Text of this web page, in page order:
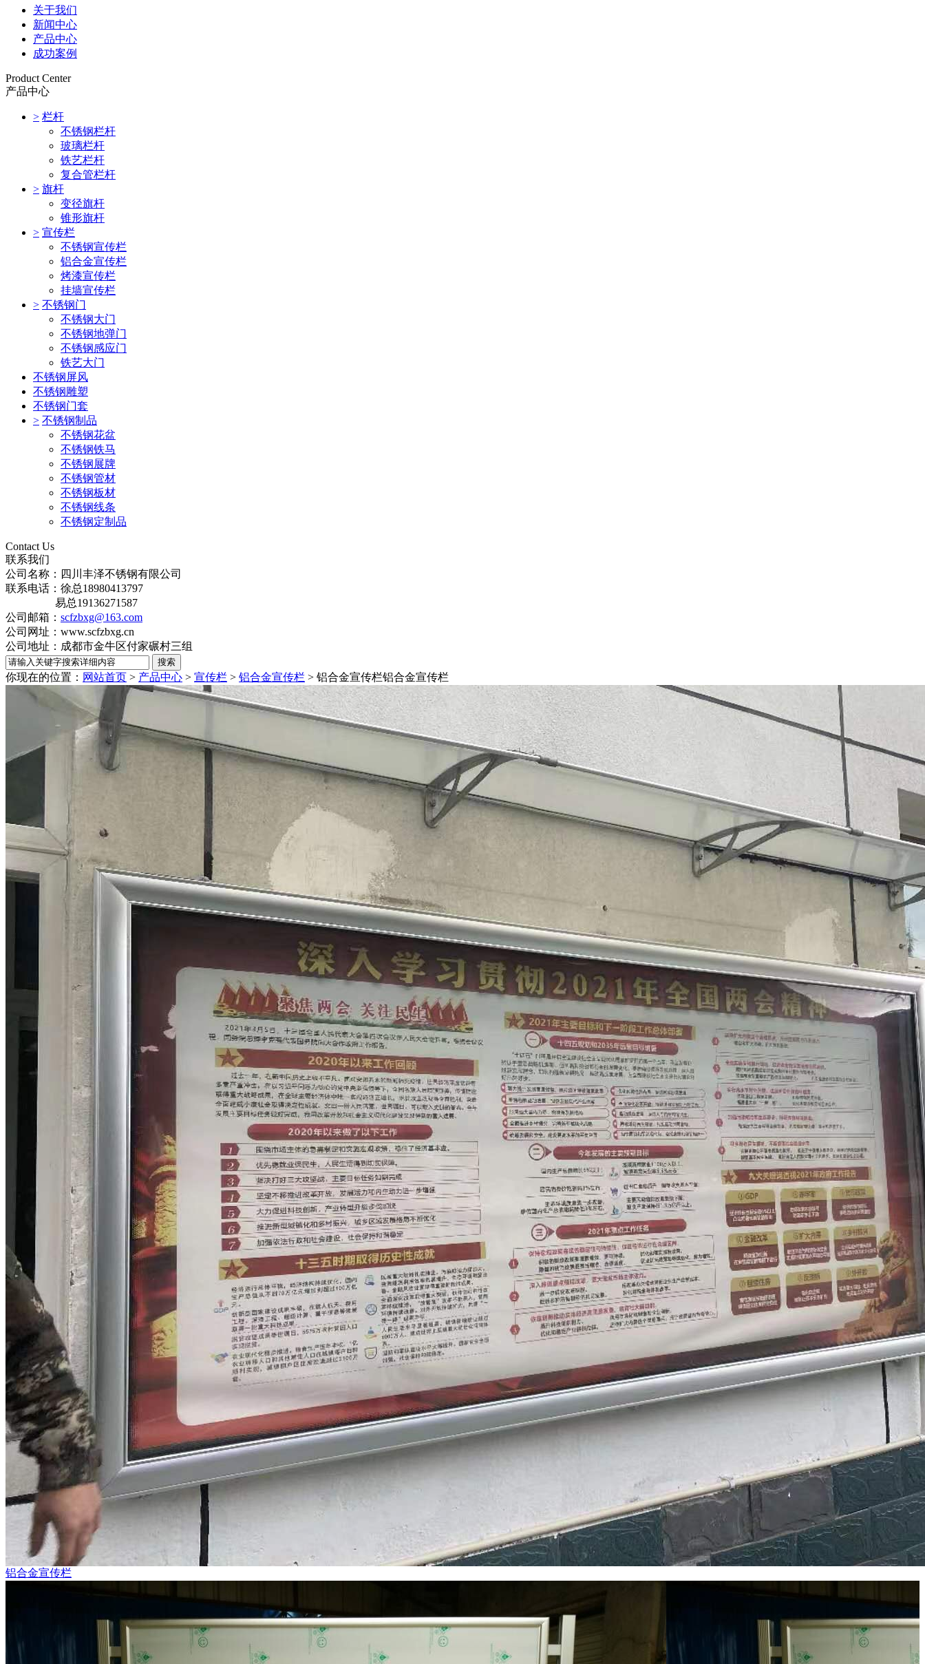
关于我们
新闻中心
产品中心
成功案例
Product Center
产品中心
> 栏杆
不锈钢栏杆
玻璃栏杆
铁艺栏杆
复合管栏杆
> 旗杆
变径旗杆
锥形旗杆
> 宣传栏
不锈钢宣传栏
铝合金宣传栏
烤漆宣传栏
挂墙宣传栏
> 不锈钢门
不锈钢大门
不锈钢地弹门
不锈钢感应门
铁艺大门
不锈钢屏风
不锈钢雕塑
不锈钢门套
> 不锈钢制品
不锈钢花盆
不锈钢铁马
不锈钢展牌
不锈钢管材
不锈钢板材
不锈钢线条
不锈钢定制品
Contact Us
联系我们
公司名称：四川丰泽不锈钢有限公司
联系电话：徐总18980413797
易总19136271587
公司邮箱： scfzbxg@163.com
公司网址：www.scfzbxg.cn
公司地址：成都市金牛区付家碾村三组
你现在的位置： 网站首页 > 产品中心 > 宣传栏 > 铝合金宣传栏 > 铝合金宣传栏铝合金宣传栏
铝合金宣传栏